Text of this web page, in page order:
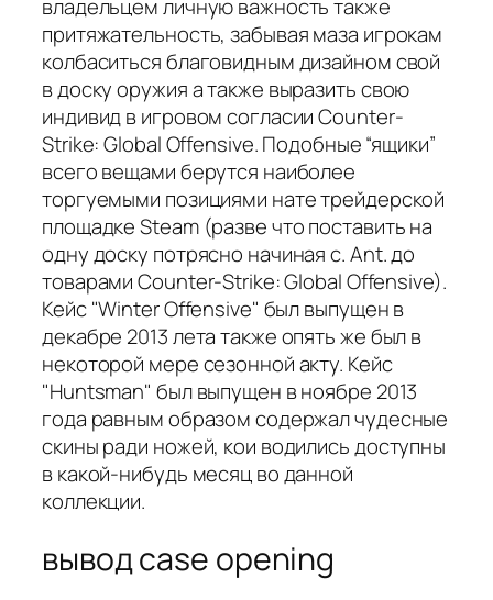
владельцем личную важность также
притяжательность, забывая маза игрокам
колбаситься благовидным дизайном свой
в доску оружия а также выразить свою
индивид в игровом согласии Counter-
Strike: Global Offensive. Подобные “ящики”
всего вещами берутся наиболее
торгуемыми позициями нате трейдерской
площадке Steam (разве что поставить на
одну доску потрясно начиная с. Ant. до
товарами Counter-Strike: Global Offensive).
Кейс "Winter Offensive" был выпущен в
декабре 2013 лета также опять же был в
некоторой мере сезонной акту. Кейс
"Huntsman" был выпущен в ноябре 2013
года равным образом содержал чудесные
скины ради ножей, кои водились доступны
в какой-нибудь месяц во данной
коллекции.
вывод case opening